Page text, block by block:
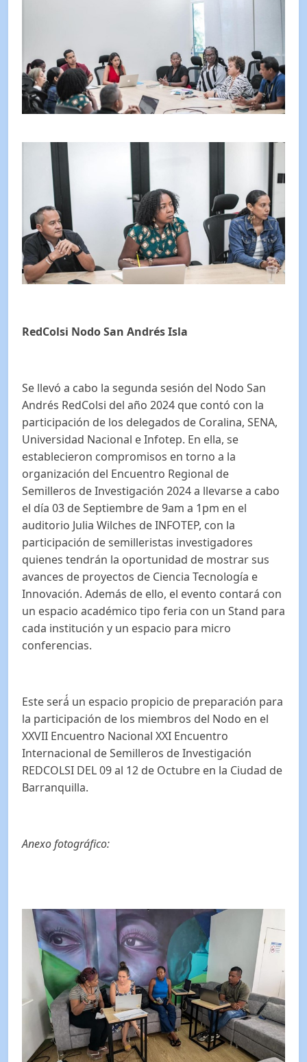
RedColsi Nodo San Andrés Isla
Se llevó a cabo la segunda sesión del Nodo San
Andrés RedColsi del año 2024 que contó con la
participación de los delegados de Coralina, SENA,
Universidad Nacional e Infotep. En ella, se
establecieron compromisos en torno a la
organización del Encuentro Regional de
Semilleros de Investigación 2024 a llevarse a cabo
el día 03 de Septiembre de 9am a 1pm en el
auditorio Julia Wilches de INFOTEP, con la
participación de semilleristas investigadores
quienes tendrán la oportunidad de mostrar sus
avances de proyectos de Ciencia Tecnología e
Innovación. Además de ello, el evento contará con
un espacio académico tipo feria con un Stand para
cada institución y un espacio para micro
conferencias.
Este será́ un espacio propicio de preparación para
la participación de los miembros del Nodo en el
XXVII Encuentro Nacional XXI Encuentro
Internacional de Semilleros de Investigación
REDCOLSI DEL 09 al 12 de Octubre en la Ciudad de
Barranquilla.
Anexo fotográfico: